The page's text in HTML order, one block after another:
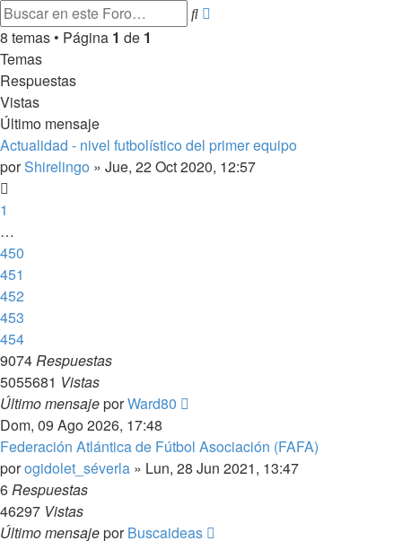
Buscar
8 temas • Página 1 de 1
Temas
Respuestas
Vistas
Último mensaje
Actualidad - nivel futbolístico del primer equipo
porShirelingo » Jue, 22 Oct 2020, 12:57
1
…
450
451
452
453
454
9074Respuestas
5055681 Vistas
Último mensajeporWard80
Dom, 09 Ago 2026, 17:48
Federación Atlántica de Fútbol Asociación (FAFA)
porogidolet_séverla » Lun, 28 Jun 2021, 13:47
6Respuestas
46297 Vistas
Último mensajeporBuscaideas